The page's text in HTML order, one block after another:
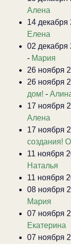
Алена
14 декабря
Елена
02 декабря
- Мария
26 ноября
26 ноября
дом! -
17 ноября
Алена
17 ноября
создания!
11 ноября
Наталья
11 ноября
08 ноября
Мария
07 ноября
Екатерина
07 ноября